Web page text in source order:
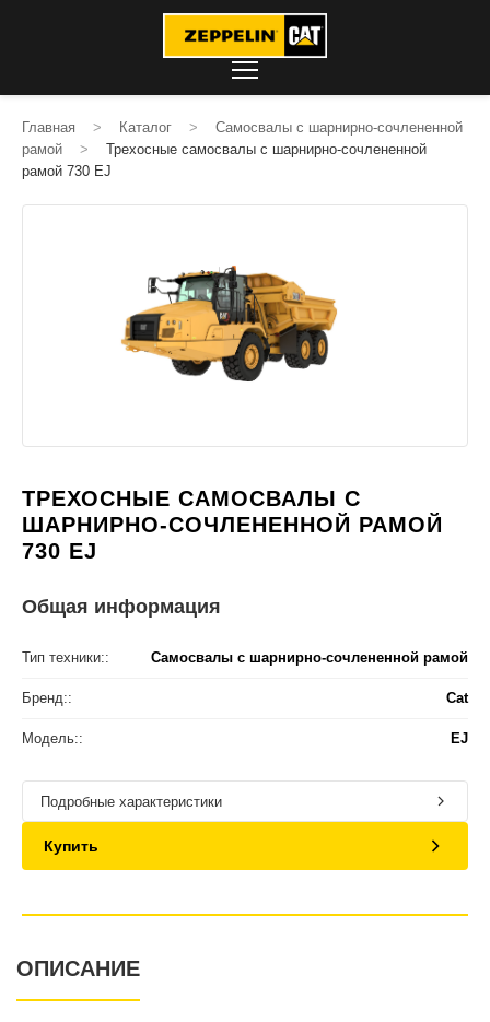
Главная > Каталог >
Самосвалы с шарнирно-сочлененной
рамой
>
Трехосные самосвалы с шарнирно-сочлененной
рамой 730 EJ
ТРЕХОСНЫЕ САМОСВАЛЫ С
ШАРНИРНО-СОЧЛЕНЕННОЙ РАМОЙ
730 EJ
Общая информация
Тип техники:: Самосвалы с шарнирно-сочлененной рамой
Бренд:: Cat
Модель:: EJ
Подробные характеристики
Купить
ОПИСАНИЕ